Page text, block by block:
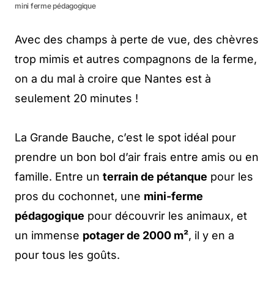
mini ferme pédagogique
Avec des champs à perte de vue, des chèvres
trop mimis et autres compagnons de la ferme,
on a du mal à croire que Nantes est à
seulement 20 minutes !
La Grande Bauche, c’est le spot idéal pour
prendre un bon bol d’air frais entre amis ou en
famille. Entre un terrain de pétanque pour les
pros du cochonnet, une mini-ferme
pédagogique pour découvrir les animaux, et
un immense potager de 2000 m², il y en a
pour tous les goûts.